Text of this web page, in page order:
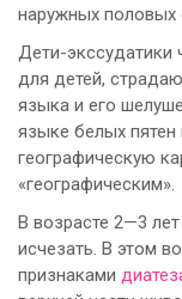
наружных половых
Дети-экссудатики
для детей,
языка и его
языке белых
географическую
«географическим».
В возрасте 2—3
исчезать. В этом
признаками